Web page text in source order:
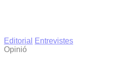
Editorial
Entrevistes
Opinió